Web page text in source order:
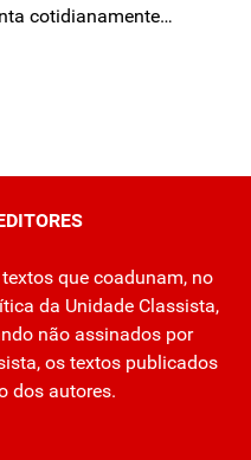
cotidianamente…
que coadunam, no
da Unidade Classista,
não assinados por
os textos publicados
dos autores.